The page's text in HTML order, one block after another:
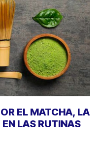
EL MATCHA, LA
LAS RUTINAS